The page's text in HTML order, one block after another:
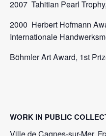
2007 Tahitian Pearl
2000 Herbert Hofmann
Internationale
Böhmler Art Award, 1st
WORK IN PUBLIC